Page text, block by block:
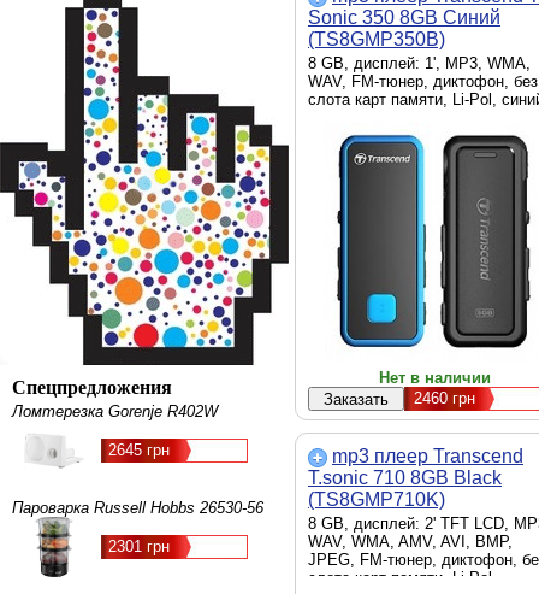
Спецпредложения
Ломтерезка Gorenje R402W
2645 грн
Пароварка Russell Hobbs 26530-56
2301 грн
Sonic 350 8GB Синий
(TS8GMP350B)
8 GB, дисплей: 1', MP3, WMA,
WAV, FM-тюнер, диктофон, без
слота карт памяти, Li-Pol,
Нет в наличии
2460 грн
mp3 плеер Transcend
T.sonic 710 8GB Black
(TS8GMP710K)
8 GB, дисплей: 2' TFT LCD,
WAV, WMA, AMV, AVI, BMP,
JPEG, FM-тюнер, диктофон,
слота карт памяти, Li-Pol